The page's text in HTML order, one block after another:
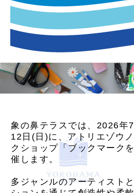
象の鼻テラスでは、2026年
12日(日)に、アトリエゾウ
クショップ「ブックマーク
催します。
多ジャンルのアーティスト